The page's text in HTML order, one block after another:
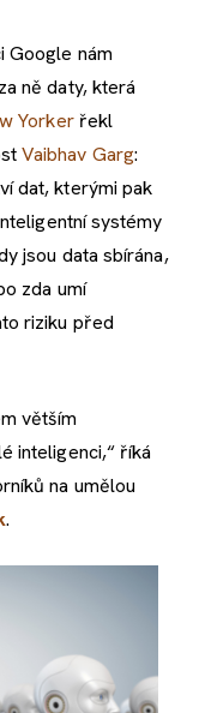
Google nám
ně daty, která
Yorkerřekl
Vaibhav Garg:
dat, kterými pak
systémy
jsou data sbírána,
zda umí
riziku před
větším
inteligenci,“ říká
na umělou
.